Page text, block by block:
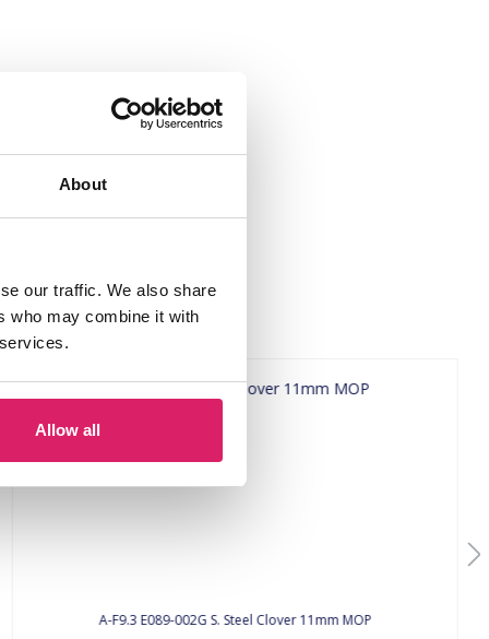
About
our traffic. We also share
who may combine it with
Allow all
A-F9.3 E089-002G S. Steel Clover 11mm MOP